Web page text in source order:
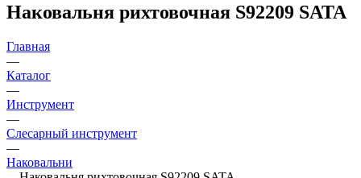
Наковальня рихтовочная S92209 SATA
Главная
—
Каталог
—
Инструмент
—
Слесарный инструмент
—
Наковальни